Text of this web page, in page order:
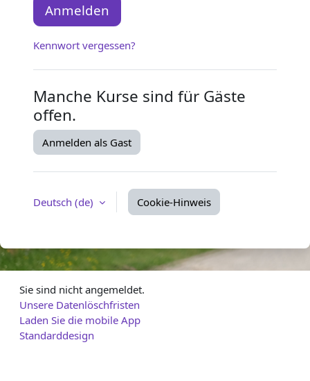
Anmelden
Kennwort vergessen?
Manche Kurse sind für Gäste
offen.
Anmelden als Gast
Deutsch ‎(de)‎ Cookie-Hinweis
Sie sind nicht angemeldet.
Unsere Datenlöschfristen
Laden Sie die mobile App
Standarddesign